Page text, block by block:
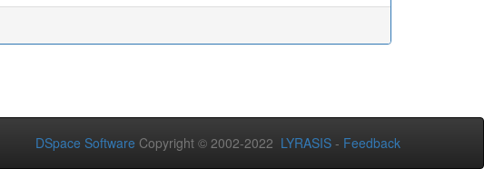
DSpace Software Copyright © 2002-2022 LYRASIS - Feedback